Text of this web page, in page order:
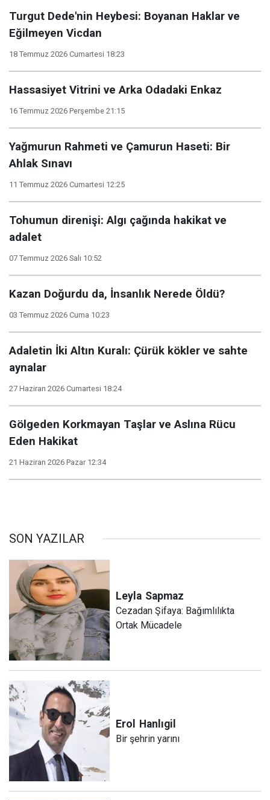
Turgut Dede'nin Heybesi: Boyanan Haklar ve
Eğilmeyen Vicdan
18 Temmuz 2026 Cumartesi 18:23
Hassasiyet Vitrini ve Arka Odadaki Enkaz
16 Temmuz 2026 Perşembe 21:15
​Yağmurun Rahmeti ve Çamurun Haseti: Bir
Ahlak Sınavı
11 Temmuz 2026 Cumartesi 12:25
Tohumun direnişi: Algı çağında hakikat ve
adalet
07 Temmuz 2026 Salı 10:52
Kazan Doğurdu da, İnsanlık Nerede Öldü?
03 Temmuz 2026 Cuma 10:23
​Adaletin İki Altın Kuralı: Çürük kökler ve sahte
aynalar
27 Haziran 2026 Cumartesi 18:24
Gölgeden Korkmayan Taşlar ve Aslına Rücu
Eden Hakikat
21 Haziran 2026 Pazar 12:34
SON YAZILAR
Leyla Sapmaz
​Cezadan Şifaya: Bağımlılıkta
Ortak Mücadele
Erol Hanlıgil
Bir şehrin yarını